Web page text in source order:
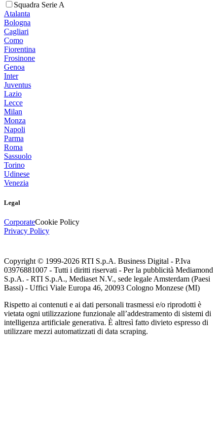
Squadra Serie A
Atalanta
Bologna
Cagliari
Como
Fiorentina
Frosinone
Genoa
Inter
Juventus
Lazio
Lecce
Milan
Monza
Napoli
Parma
Roma
Sassuolo
Torino
Udinese
Venezia
Legal
CorporateCookie Policy
Privacy Policy
Copyright © 1999-2026 RTI S.p.A. Business Digital - P.Iva
03976881007 - Tutti i diritti riservati - Per la pubblicità Mediamond
S.p.A. - RTI S.p.A., Mediaset N.V., sede legale Amsterdam (Paesi
Bassi) - Uffici Viale Europa 46, 20093 Cologno Monzese (MI)
Rispetto ai contenuti e ai dati personali trasmessi e/o riprodotti è
vietata ogni utilizzazione funzionale all’addestramento di sistemi di
intelligenza artificiale generativa. È altresì fatto divieto espresso di
utilizzare mezzi automatizzati di data scraping.